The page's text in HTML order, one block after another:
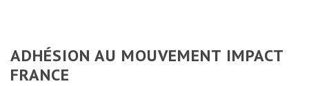
ADHÉSION AU MOUVEMENT IMPACT
FRANCE